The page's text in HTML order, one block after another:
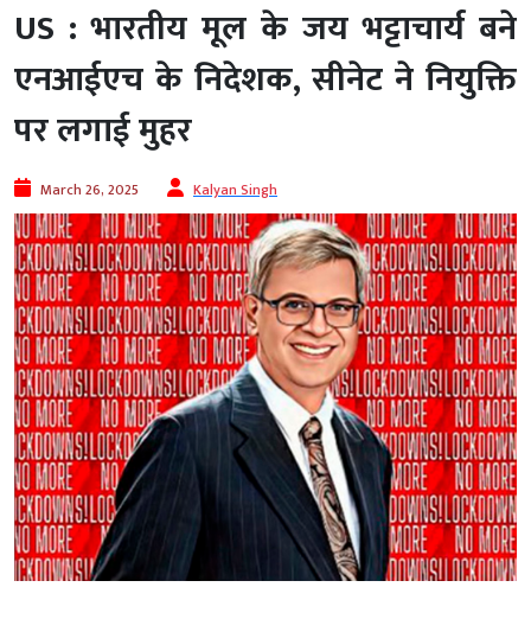
US : भारतीय मूल के जय भट्टाचार्य बने
एनआईएच के निदेशक, सीनेट ने नियुक्ति
पर लगाई मुहर
March 26, 2025 Kalyan Singh